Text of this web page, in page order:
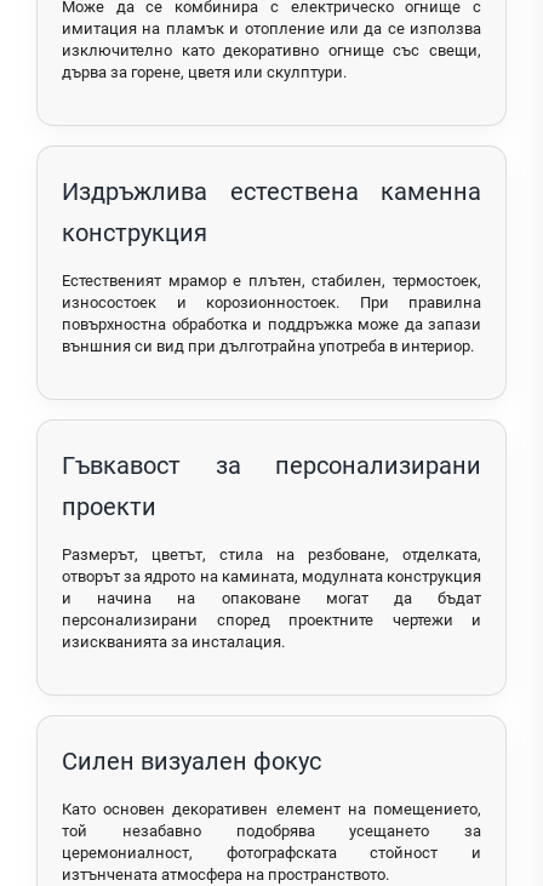
Може да се комбинира с електрическо огнище с
имитация на пламък и отопление или да се използва
изключително като декоративно огнище със свещи,
дърва за горене, цветя или скулптури.
Издръжлива естествена каменна
конструкция
Естественият мрамор е плътен, стабилен, термостоек,
износостоек и корозионностоек. При правилна
повърхностна обработка и поддръжка може да запази
външния си вид при дълготрайна употреба в интериор.
Гъвкавост за персонализирани
проекти
Размерът, цветът, стила на резбоване, отделката,
отворът за ядрото на камината, модулната конструкция
и начина на опаковане могат да бъдат
персонализирани според проектните чертежи и
изискванията за инсталация.
Силен визуален фокус
Като основен декоративен елемент на помещението,
той незабавно подобрява усещането за
церемониалност, фотографската стойност и
изтънчената атмосфера на пространството.